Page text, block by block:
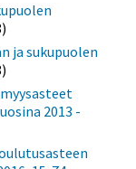
ja sukupuolen
2013 -